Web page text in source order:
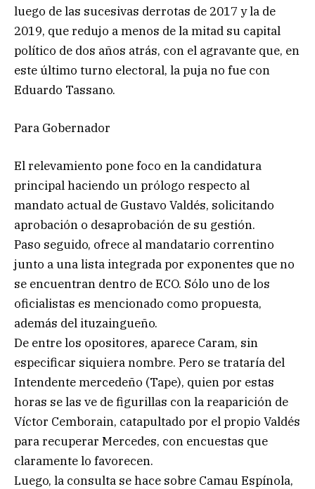
luego de las sucesivas derrotas de 2017 y la de
2019, que redujo a menos de la mitad su capital
político de dos años atrás, con el agravante que, en
este último turno electoral, la puja no fue con
Eduardo Tassano.
Para Gobernador
El relevamiento pone foco en la candidatura
principal haciendo un prólogo respecto al
mandato actual de Gustavo Valdés, solicitando
aprobación o desaprobación de su gestión.
Paso seguido, ofrece al mandatario correntino
junto a una lista integrada por exponentes que no
se encuentran dentro de ECO. Sólo uno de los
oficialistas es mencionado como propuesta,
además del ituzaingueño.
De entre los opositores, aparece Caram, sin
especificar siquiera nombre. Pero se trataría del
Intendente mercedeño (Tape), quien por estas
horas se las ve de figurillas con la reaparición de
Víctor Cemborain, catapultado por el propio Valdés
para recuperar Mercedes, con encuestas que
claramente lo favorecen.
Luego, la consulta se hace sobre Camau Espínola,